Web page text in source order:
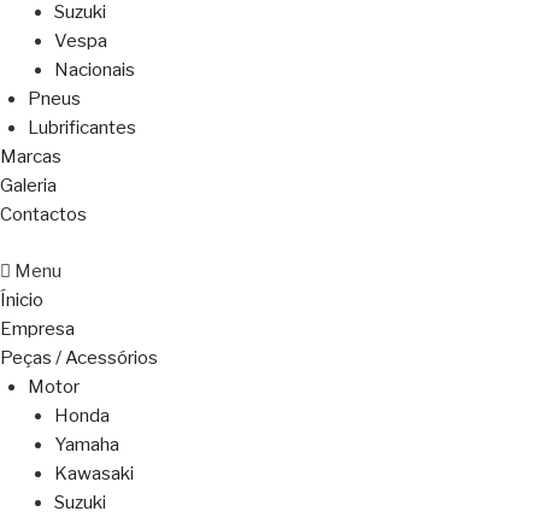
Suzuki
Vespa
Nacionais
Pneus
Lubrificantes
Marcas
Galeria
Contactos
Menu
Ínicio
Empresa
Peças / Acessórios
Motor
Honda
Yamaha
Kawasaki
Suzuki